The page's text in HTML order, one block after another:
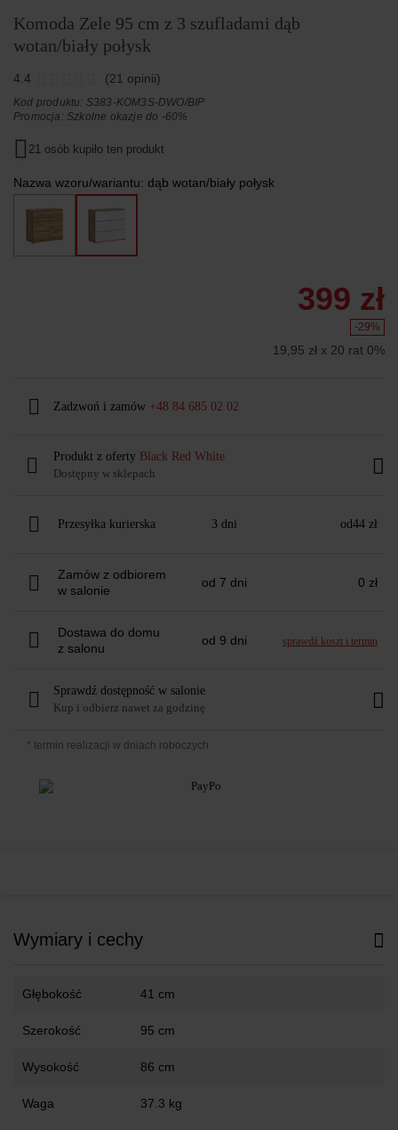
Komoda Zele 95 cm z 3 szufladami dąb
wotan/biały połysk
4.4 (21 opinii)
Kod produktu: S383-KOM3S-DWO/BIP
Promocja: Szkolne okazje do -60%
21 osób kupiło ten produkt
Nazwa wzoru/wariantu: dąb wotan/biały połysk
399 zł
-29%
19,95 zł x 20 rat 0%
Zadzwoń i zamów +48 84 685 02 02
Produkt z oferty Black Red White
Dostępny w sklepach
Przesyłka kurierska 3 dni od44 zł
Zamów z odbiorem
w salonie
od 7 dni 0 zł
Dostawa do domu
z salonu
od 9 dni sprawdź koszt i termin
Sprawdź dostępność w salonie
Kup i odbierz nawet za godzinę
* termin realizacji w dniach roboczych
Wymiary i cechy
Głębokość 41 cm
Szerokość 95 cm
Wysokość 86 cm
Waga 37.3 kg